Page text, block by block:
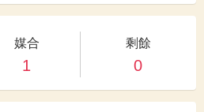
媒合
1
剩餘
0